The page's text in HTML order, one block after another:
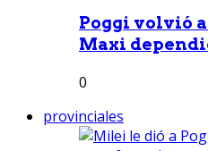
Poggi volvió
Maxi
0
provinciales